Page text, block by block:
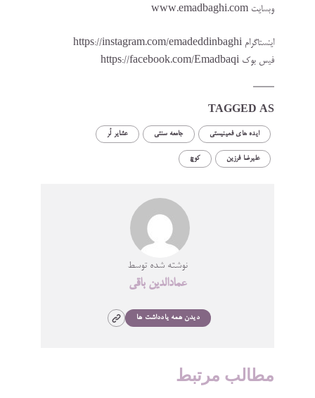
وبسایت www.emadbaghi.com
اینستاگرام https://instagram.com/emadeddinbaghi
فیس بوک https://facebook.com/Emadbaqi
TAGGED AS
ایده های فمینیستی جامعه سنتی عشایر لُر
علیرضا فرزین کوچ
نوشته شده توسط
عمادالدین باقی
دیدن همه یادداشت ها
مطالب مرتبط